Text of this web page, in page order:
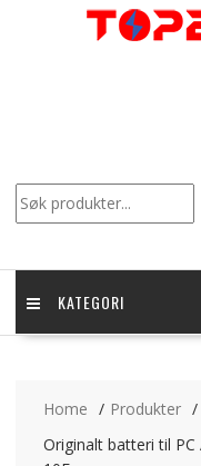
KATEGORI
Home
Produkter
Originalt batteri til PC